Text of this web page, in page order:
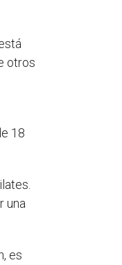
otros
18
una
es